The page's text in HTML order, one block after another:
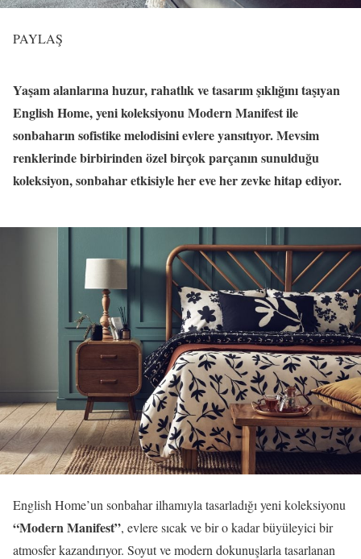
PAYLAŞ
Yaşam alanlarına huzur, rahatlık ve tasarım şıklığını taşıyan
English Home, yeni koleksiyonu Modern Manifest ile
sonbaharın sofistike melodisini evlere yansıtıyor. Mevsim
renklerinde birbirinden özel birçok parçanın sunulduğu
koleksiyon, sonbahar etkisiyle her eve her zevke hitap ediyor.
English Home’un sonbahar ilhamıyla tasarladığı yeni koleksiyonu
“Modern Manifest”, evlere sıcak ve bir o kadar büyüleyici bir
atmosfer kazandırıyor. Soyut ve modern dokunuşlarla tasarlanan